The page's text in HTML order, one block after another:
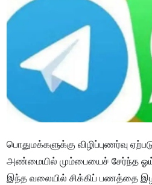
பொதுமக்களுக்கு விழிப்புணர்வு
அண்மையில் மும்பையைச் சேர்ந்த
இந்த வலையில் சிக்கிப் பணத்தை